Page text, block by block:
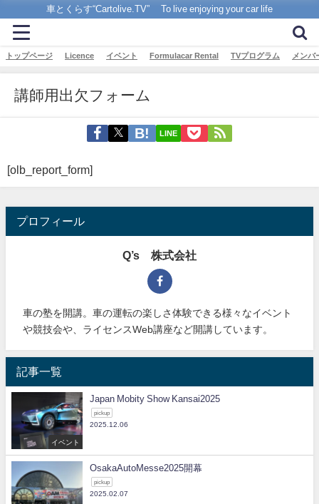
車とくらす“Cartolive.TV” To live enjoying your car life
トップページ Licence イベント Formulacar Rental TVプログラム メンバ
講師用出欠フォーム
LINE
[olb_report_form]
プロフィール
Q’s 株式会社
車の塾を開講。車の運転の楽しさ体験できる様々なイベント
や競技会や、ライセンスWeb講座など開講しています。
記事一覧
イベント
Japan Mobity Show Kansai2025
pickup
2025.12.06
OsakaAutoMesse2025開幕
pickup
2025.02.07